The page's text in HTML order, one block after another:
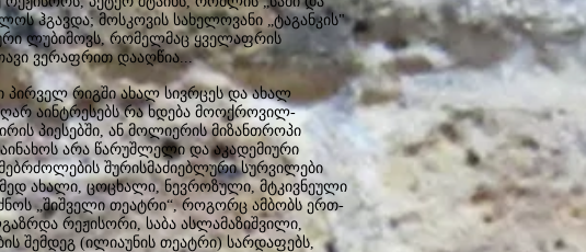
ჰგავდა; მოსკოვის სახელოვანი „ტაგანკის"
ლუბიმოვს, რომელმაც ყველაფრის
ვერაფრით დააღწია...
პირველ რიგში ახალ სივრცეს და ახალ
აინტრესებს რა ხდება მოოქროვილ-
პიესებში, ან მოლიერის მიზანთროპი
არა წარუშლელი და აკადემიური
შურისმაძიებლური სურვილები
ახალი, ცოცხალი, ნევროზული, მტკივნეული
„შიშველი თეატრი“, როგორც ამბობს ერთ-
რეჟისორი, საბა ასლამაზიშვილი,
შემდეგ (ილიაუნის თეატრი) სარდაფებს,